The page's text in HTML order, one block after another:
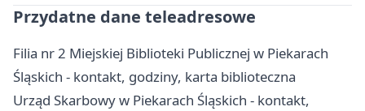
Przydatne dane teleadresowe
Filia nr 2 Miejskiej Biblioteki Publicznej w Piekarach
Śląskich - kontakt, godziny, karta biblioteczna
Urząd Skarbowy w Piekarach Śląskich - kontakt,